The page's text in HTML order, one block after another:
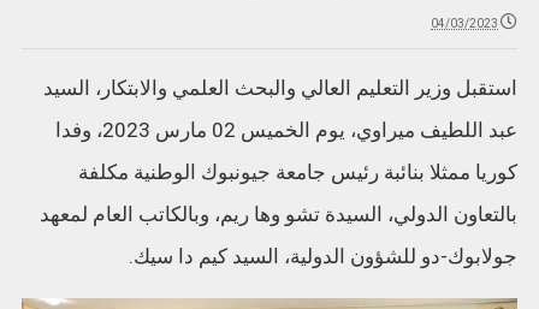
04/03/2023
استقبل وزير التعليم العالي والبحث العلمي والابتكار، السيد
عبد اللطيف ميراوي، يوم الخميس 02 مارس 2023، وفدا
كوريا ممثلا بنائبة رئيس جامعة جيونبوك الوطنية مكلفة
بالتعاون الدولي، السيدة تشو وها ريم، وبالكاتب العام لمعهد
جولابوك-دو للشؤون الدولية، السيد كيم دا سيك.